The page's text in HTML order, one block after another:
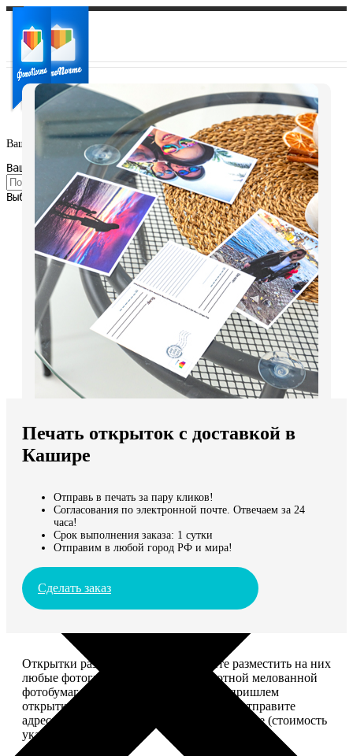
Ваш город:
Ваш регион доставки
Выберите из списка:
Мы доставляем по всему миру
Продолжить без города
Печать открыток с доставкой в
Кашире
Отправь в печать за пару кликов!
Согласования по электронной почте. Отвечаем за 24
часа!
Срок выполнения заказа: 1 сутки
Отправим в любой город РФ и мира!
Сделать заказ
Открытки размером 10*15, вы можете разместить на них
любые фотографии. Печатаем на плотной мелованной
фотобумаге плотностью 300 г/м2. Мы пришлем
открытки вам, вы сами их подпишете и отправите
адресату. Заказать можно 6 открыток и более (стоимость
указана за 6 штук).